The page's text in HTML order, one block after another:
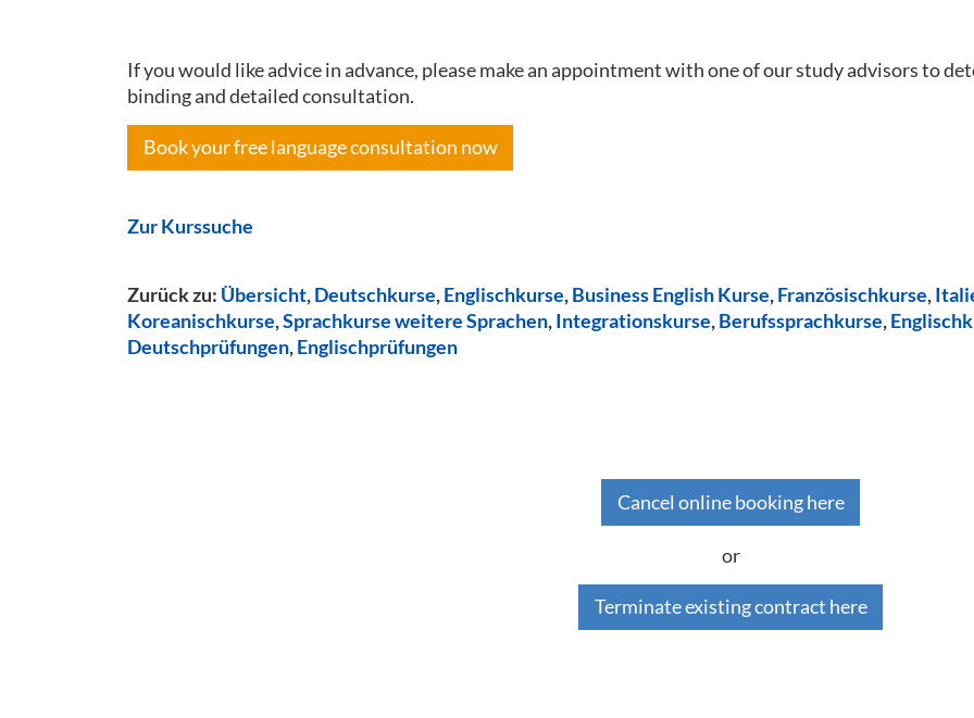
If you would like advice in advance, please make an appointment with one of our study advisors to
binding and detailed consultation.
Book your free language consultation now
Zur Kurssuche
Zurück zu: Übersicht,Deutschkurse,Englischkurse,Business English Kurse,Französischkurse,
Koreanischkurse,Sprachkurse weitere Sprachen,Integrationskurse,Berufssprachkurse,
Deutschprüfungen,Englischprüfungen
Cancel online booking here
or
Terminate existing contract here